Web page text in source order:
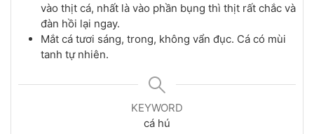
vào thịt cá, nhất là vào phần bụng thì thịt rất chắc và
đàn hồi lại ngay.
Mắt cá tươi sáng, trong, không vẩn đục. Cá có mùi
tanh tự nhiên.
KEYWORD
cá hú